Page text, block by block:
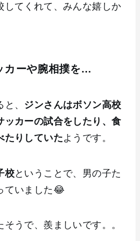
してくれて、みんな嬉しか
カーや腕相撲を…
、 ジンさんはボソン高校
ッカーの試合をしたり、食
たりしていたようです。
校ということで、男の子た
ていました😂
うで、羨ましいです。。